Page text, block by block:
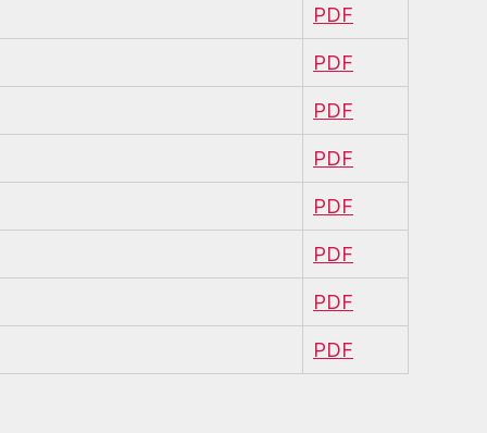
PDF
PDF
PDF
PDF
PDF
PDF
PDF
PDF